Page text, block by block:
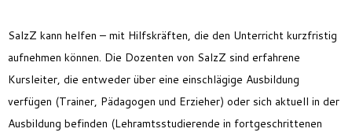
SalzZ kann helfen – mit Hilfskräften, die den Unterricht kurzfristig
aufnehmen können. Die Dozenten von SalzZ sind erfahrene
Kursleiter, die entweder über eine einschlägige Ausbildung
verfügen (Trainer, Pädagogen und Erzieher) oder sich aktuell in der
Ausbildung befinden (Lehramtsstudierende in fortgeschrittenen